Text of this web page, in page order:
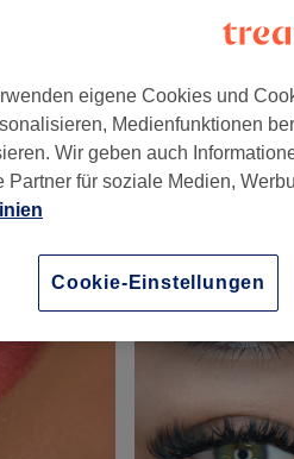
, Hamburg, 21073
eigene Cookies und
Medienfunktionen
Wir geben auch
Partner für soziale Medien,
Cookie-Einstellungen